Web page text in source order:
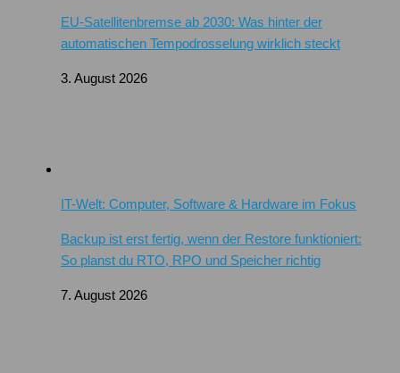
EU-Satellitenbremse ab 2030: Was hinter der
automatischen Tempodrosselung wirklich steckt
3. August 2026
IT-Welt: Computer, Software & Hardware im Fokus
Backup ist erst fertig, wenn der Restore funktioniert:
So planst du RTO, RPO und Speicher richtig
7. August 2026